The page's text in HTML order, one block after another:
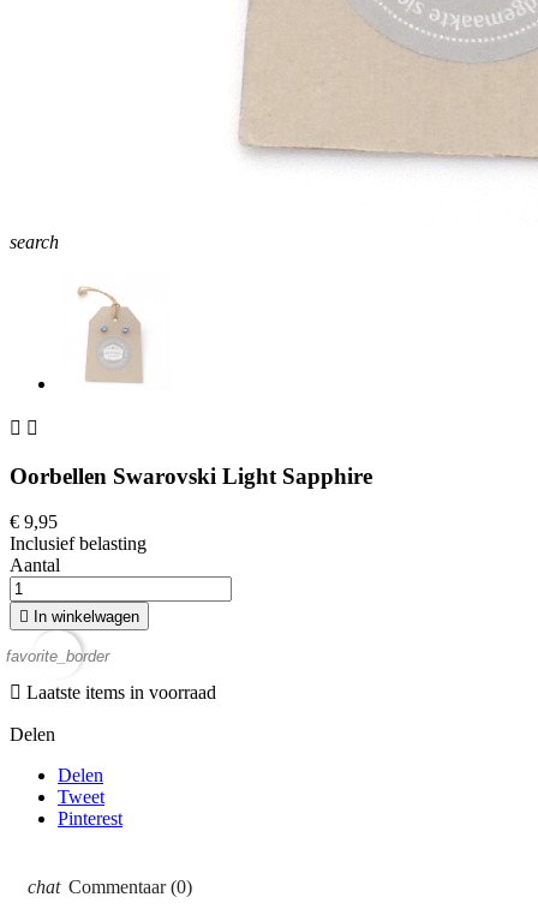
search
 
Oorbellen Swarovski Light Sapphire
€ 9,95
Inclusief belasting
Aantal
 In winkelwagen
favorite_border
 Laatste items in voorraad
Delen
Delen
Tweet
Pinterest
Commentaar (0)